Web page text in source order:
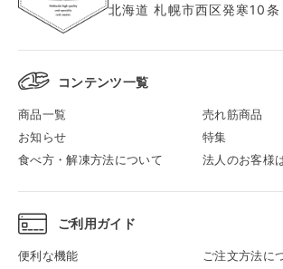
北海道 札幌市西区発寒10
コンテンツ一覧
商品一覧
売れ筋商品
お知らせ
特集
食べ方・解凍方法について
法人のお客様
ご利用ガイド
便利な機能
ご注文方法に